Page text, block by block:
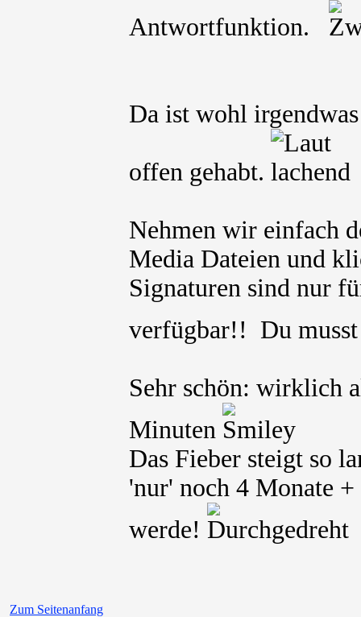
Antwortfunktion.
Da ist wohl
offen gehabt.
Nehmen wir einfach
Media Dateien und
Signaturen sind nur
verfügbar!! Du
Sehr schön: wirklich
Minuten
Das Fieber steigt so
'nur' noch 4 Monate
werde!
Zum Seitenanfang